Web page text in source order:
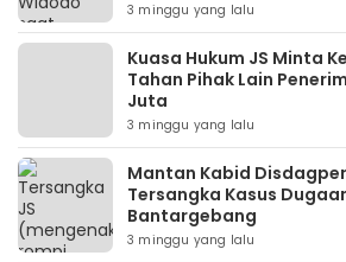
3 minggu yang lalu
Kuasa Hukum JS Minta
Tahan Pihak Lain
Juta
3 minggu yang lalu
Mantan Kabid
Tersangka Kasus
Bantargebang
3 minggu yang lalu